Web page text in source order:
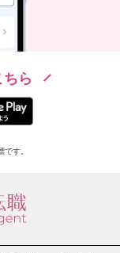
ら
す。